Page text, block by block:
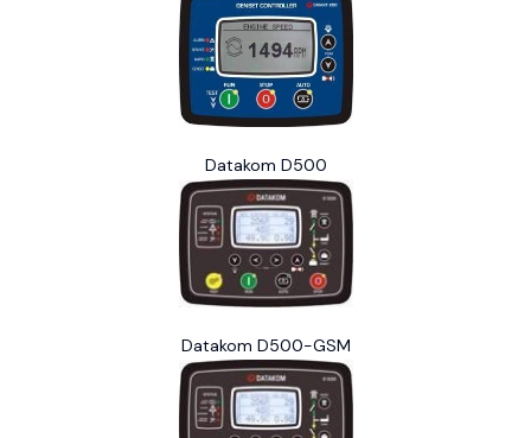
Datakom D500
Datakom D500-GSM